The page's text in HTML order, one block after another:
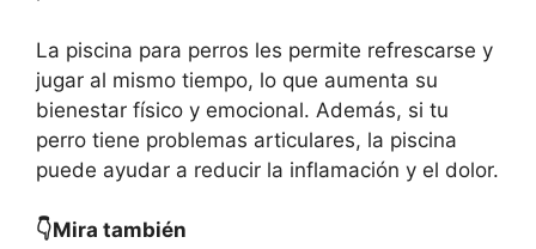
La piscina para perros les permite refrescarse y
jugar al mismo tiempo, lo que aumenta su
bienestar físico y emocional. Además, si tu
perro tiene problemas articulares, la piscina
puede ayudar a reducir la inflamación y el dolor.
👇Mira también